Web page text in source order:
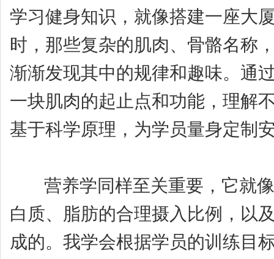
学习健身知识，就像搭建一座大
时，那些复杂的肌肉、骨骼名称
渐渐发现其中的规律和趣味。通
一块肌肉的起止点和功能，理解
基于科学原理，为学员量身定制
营养学同样至关重要，它就像
白质、脂肪的合理摄入比例，以
成的。我学会根据学员的训练目